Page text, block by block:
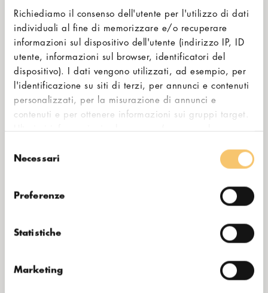
Richiediamo il consenso dell'utente per l'utilizzo di dati
individuali al fine di memorizzare e/o recuperare
informazioni sul dispositivo dell'utente (indirizzo IP, ID
utente, informazioni sul browser, identificatori del
dispositivo). I dati vengono utilizzati, ad esempio, per
l'identificazione su siti di terzi, per annunci e contenuti
personalizzati, per la misurazione di annunci e
contenuti e per ottenere informazioni sui gruppi target.
sono disponibili in qualsiasi momento alla voce
"Cookie". Si prega inoltre di notare le informazioni
sulla
privacy, in particolare sul trasferimento dei dati a Paesi
delNecessari
Preferenze
Statistiche
Marketing
della macinatura professionale per l’espresso.